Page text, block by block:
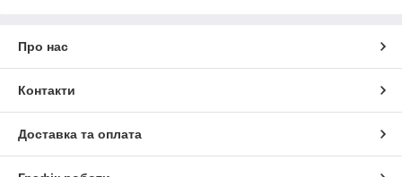
Про нас
Контакти
Доставка та оплата